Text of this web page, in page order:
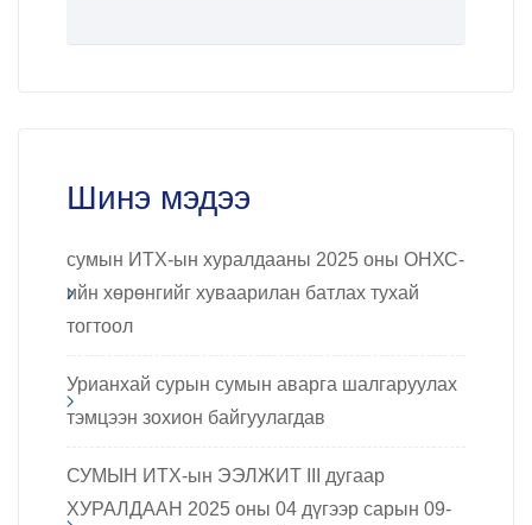
Шинэ мэдээ
сумын ИТХ-ын хуралдааны 2025 оны ОНХС-
ийн хөрөнгийг хуваарилан батлах тухай
тогтоол
Урианхай сурын сумын аварга шалгаруулах
тэмцээн зохион байгуулагдав
СУМЫН ИТХ-ын ЭЭЛЖИТ III дугаар
ХУРАЛДААН 2025 оны 04 дүгээр сарын 09-